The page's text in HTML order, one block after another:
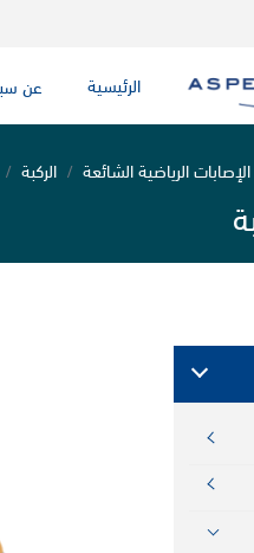
الرئيسية عن
الإصابات الرياضية الشائعة الركبة